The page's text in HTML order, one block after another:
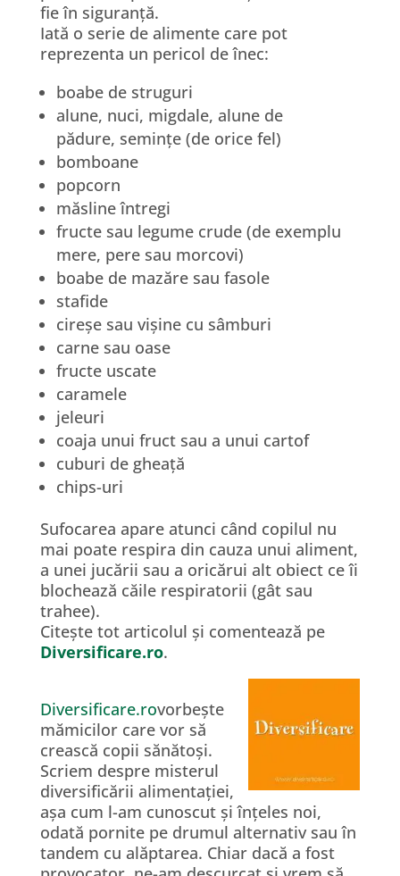
fie în siguranță.
Iată o serie de alimente care pot
reprezenta un pericol de înec:
boabe de struguri
alune, nuci, migdale, alune de
pădure, semințe (de orice fel)
bomboane
popcorn
măsline întregi
fructe sau legume crude (de exemplu
mere, pere sau morcovi)
boabe de mazăre sau fasole
stafide
cireșe sau vișine cu sâmburi
carne sau oase
fructe uscate
caramele
jeleuri
coaja unui fruct sau a unui cartof
cuburi de gheață
chips-uri
Sufocarea apare atunci când copilul nu
mai poate respira din cauza unui aliment,
a unei jucării sau a oricărui alt obiect ce îi
blochează căile respiratorii (gât sau
trahee).
Citește tot articolul și comentează pe
Diversificare.ro.
Diversificare.rovorbește
mămicilor care vor să
crească copii sănătoși.
Scriem despre misterul
diversificării alimentației,
așa cum l-am cunoscut și înțeles noi,
odată pornite pe drumul alternativ sau în
tandem cu alăptarea. Chiar dacă a fost